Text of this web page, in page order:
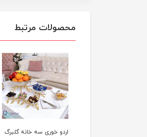
محصولات مرتبط
اردو خوری سه خانه گلبرگ